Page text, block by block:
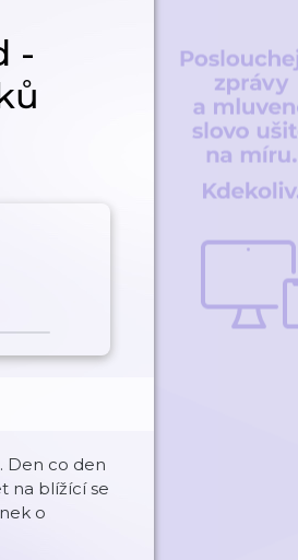
-
Den co den
na blížící se
o